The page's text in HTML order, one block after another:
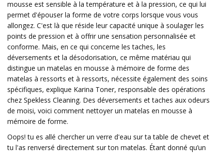
mousse est sensible à la température et à la pression, ce qui lui
permet d'épouser la forme de votre corps lorsque vous vous
allongez. C'est là que réside leur capacité unique à soulager les
points de pression et à offrir une sensation personnalisée et
conforme. Mais, en ce qui concerne les taches, les
déversements et la désodorisation, ce même matériau qui
distingue un matelas en mousse à mémoire de forme des
matelas à ressorts et à ressorts, nécessite également des soins
spécifiques, explique Karina Toner, responsable des opérations
chez Spekless Cleaning. Des déversements et taches aux odeurs
de moisi, voici comment nettoyer un matelas en mousse à
mémoire de forme.
Oops! tu es allé chercher un verre d'eau sur ta table de chevet et
tu l'as renversé directement sur ton matelas. Étant donné qu’un